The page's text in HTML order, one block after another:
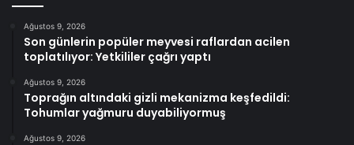
Ağustos 9, 2026
Son günlerin popüler meyvesi raflardan acilen
toplatılıyor: Yetkililer çağrı yaptı
Ağustos 9, 2026
Toprağın altındaki gizli mekanizma keşfedildi:
Tohumlar yağmuru duyabiliyormuş
Ağustos 9, 2026